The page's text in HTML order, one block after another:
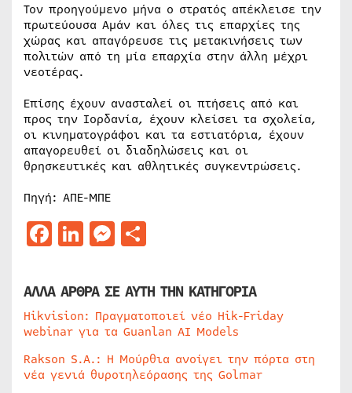
Τον προηγούμενο μήνα ο στρατός απέκλεισε την
πρωτεύουσα Αμάν και όλες τις επαρχίες της
χώρας και απαγόρευσε τις μετακινήσεις των
πολιτών από τη μία επαρχία στην άλλη μέχρι
νεοτέρας.
Επίσης έχουν ανασταλεί οι πτήσεις από και
προς την Ιορδανία, έχουν κλείσει τα σχολεία,
οι κινηματογράφοι και τα εστιατόρια, έχουν
απαγορευθεί οι διαδηλώσεις και οι
θρησκευτικές και αθλητικές συγκεντρώσεις.
Πηγή: ΑΠΕ-ΜΠΕ
Facebook
LinkedIn
Messenger
ΑΛΛΑ ΑΡΘΡΑ ΣΕ ΑΥΤΗ ΤΗΝ ΚΑΤΗΓΟΡΙΑ
Hikvision: Πραγματοποιεί νέο Hik-Friday
webinar για τα Guanlan AI Models
Rakson S.A.: Η Μούρθια ανοίγει την πόρτα στη
νέα γενιά θυροτηλεόρασης της Golmar